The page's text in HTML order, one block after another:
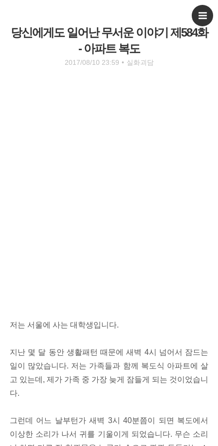
당신에게도 일어난 무서운 이야기 제584화
- 아파트 복도
2017/08/10 23:59 • 실화괴담
저는 서울에 사는 대학생입니다.
지난 몇 달 동안 생활패턴 때문에 새벽 4시 넘어서 잠드는
일이 많았습니다. 저는 가족들과 함께 복도식 아파트에 살
고 있는데, 제가 가족 중 가장 늦게 잠들게 되는 것이었습니
다.
그런데 어느 날부턴가 새벽 3시 40분쯤이 되면 복도에서
이상한 소리가 나서 귀를 기울이게 되었습니다. 무슨 소리